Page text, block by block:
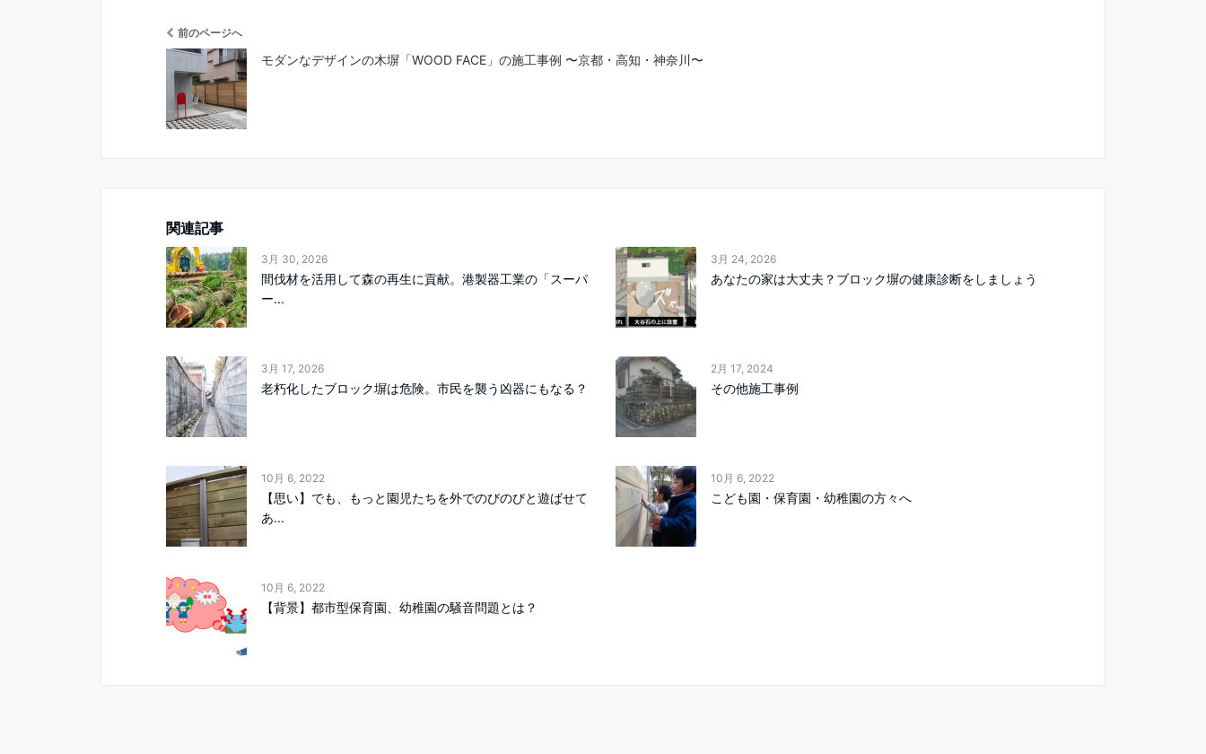
前のページへ
モダンなデザインの木塀「WOOD FACE」の施工事例 〜京都・高知・神奈川〜
関連記事
3月 30, 2026
間伐材を活用して森の再生に貢献。港製器工業の「スーパ
ー...
3月 24, 2026
あなたの家は大丈夫？ブロック塀の健康診断をしましょう
3月 17, 2026
老朽化したブロック塀は危険。市民を襲う凶器にもなる？
2月 17, 2024
その他施工事例
10月 6, 2022
【思い】でも、もっと園児たちを外でのびのびと遊ばせて
あ...
10月 6, 2022
こども園・保育園・幼稚園の方々へ
10月 6, 2022
【背景】都市型保育園、幼稚園の騒音問題とは？